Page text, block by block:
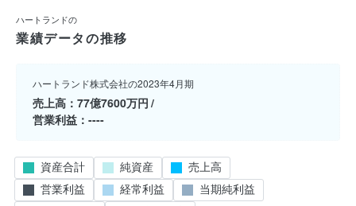
ハートランドの
業績データの推移
ハートランド株式会社の2023年4月期
売上高
77億7600万円
営業利益
----
資産合計 純資産
売上高
営業利益
経常利益
当期純利益